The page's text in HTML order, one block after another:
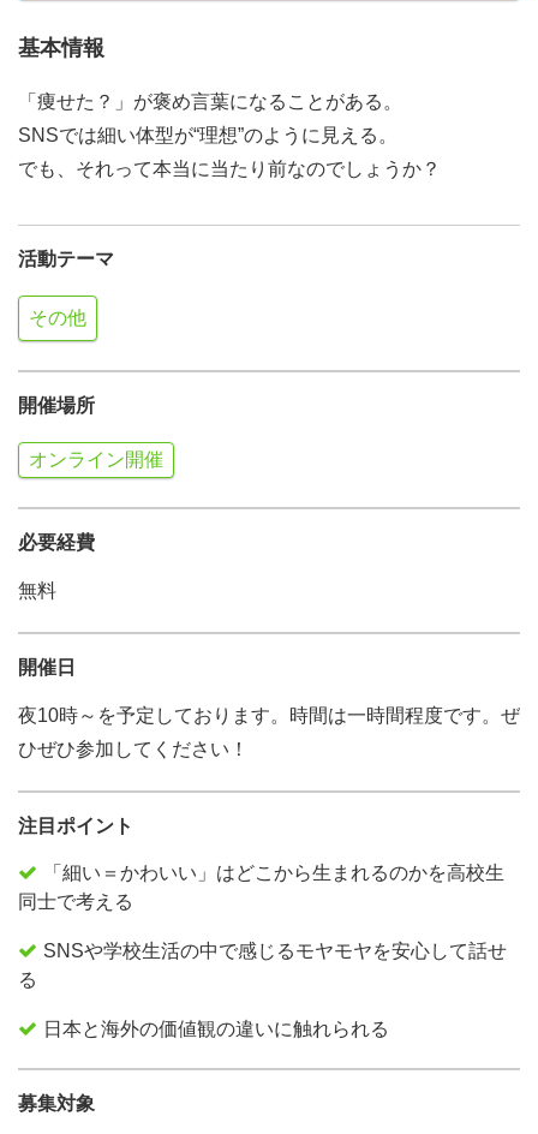
基本情報
「痩せた？」が褒め言葉になることがある。
SNSでは細い体型が“理想”のように見える。
でも、それって本当に当たり前なのでしょうか？
活動テーマ
その他
開催場所
オンライン開催
必要経費
無料
開催日
夜10時～を予定しております。時間は一時間程度です。ぜ
ひぜひ参加してください！
注目ポイント
「細い＝かわいい」はどこから生まれるのかを高校生
同士で考える
SNSや学校生活の中で感じるモヤモヤを安心して話せ
る
日本と海外の価値観の違いに触れられる
募集対象